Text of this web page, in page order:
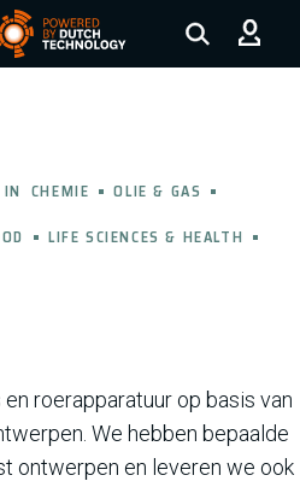
to the homepage
CHEMIE
OLIE & GAS
LIFE SCIENCES & HEALTH
roerapparatuur op basis van
We hebben bepaalde
ontwerpen en leveren we ook